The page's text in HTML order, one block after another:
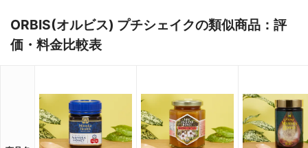
ORBIS(オルビス) プチシェイクの類似商品：評
価・料金比較表